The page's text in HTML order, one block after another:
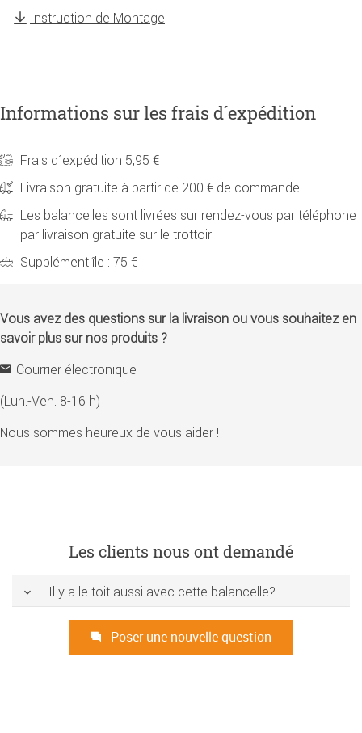
Instruction de Montage
Informations sur les frais d´expédition
Frais d´expédition 5,95 €
Livraison gratuite à partir de 200 € de commande
Les balancelles sont livrées sur rendez-vous par téléphone
par livraison gratuite sur le trottoir
Supplément île : 75 €
Vous avez des questions sur la livraison ou vous souhaitez en
savoir plus sur nos produits ?
Courrier électronique
(Lun.-Ven. 8-16 h)
Nous sommes heureux de vous aider !
Les clients nous ont demandé
Il y a le toit aussi avec cette balancelle?
Poser une nouvelle question